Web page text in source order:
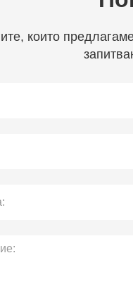
които